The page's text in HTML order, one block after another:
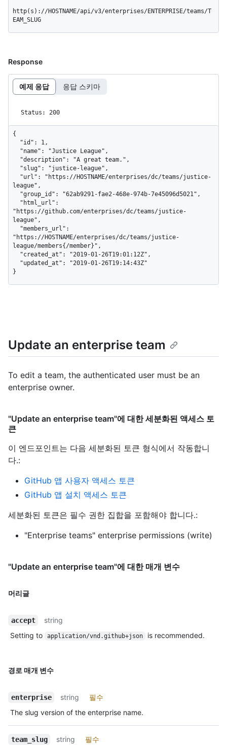
http(s)://HOSTNAME/api/v3/enterprises/ENTERPRISE/teams/T
EAM_SLUG
Response
예제 응답 응답 스키마
Status: 200
{
league",
"https://github.com/enterprises/dc/teams/justice-
league",
"https://HOSTNAME/enterprises/dc/teams/justice-
league/members{/member}",
}
Update an enterprise team
To edit a team, the authenticated user must be an
enterprise owner.
"Update an enterprise team"에 대한 세분화된 액세스 토
큰
이 엔드포인트는 다음 세분화된 토큰 형식에서 작동합니
다.:
GitHub 앱 사용자 액세스 토큰
GitHub 앱 설치 액세스 토큰
세분화된 토큰은 필수 권한 집합을 포함해야 합니다.:
"Enterprise teams" enterprise permissions (write)
"Update an enterprise team"에 대한 매개 변수
머리글
accept
string
Setting to
application/vnd.github+json is recommended.
경로 매개 변수
enterprise string
필수
The slug version of the enterprise name.
team_slug string
필수